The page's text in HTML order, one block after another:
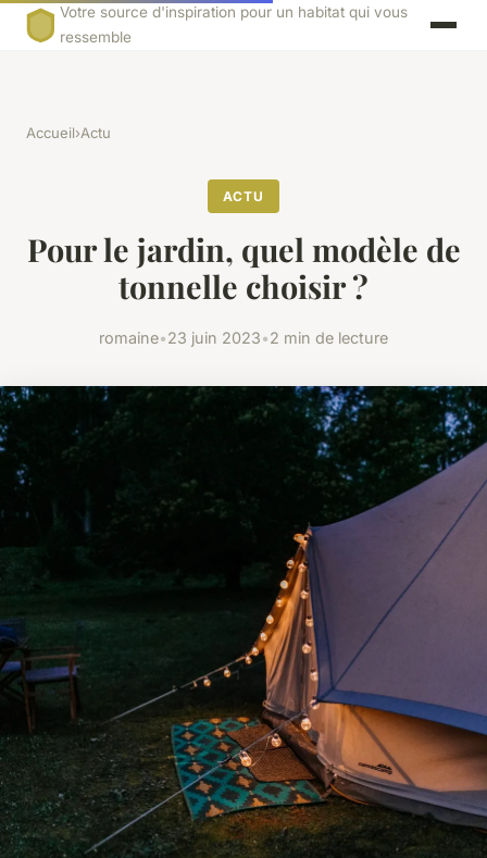
Votre source d'inspiration pour un habitat qui vous
ressemble
Accueil›Actu
ACTU
Pour le jardin, quel modèle de
tonnelle choisir ?
romaine•23 juin 2023•2 min de lecture